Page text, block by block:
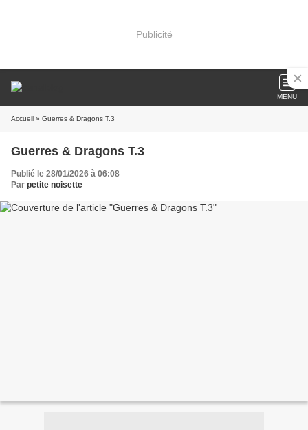
Publicité
MENU
Accueil » Guerres & Dragons T.3
Guerres & Dragons T.3
Publié le 28/01/2026 à 06:08
Par petite noisette